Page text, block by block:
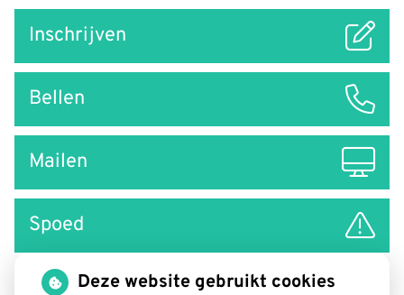
naar
Inschrijven
Bellen
Mailen
Spoed
Deze website gebruikt cookies